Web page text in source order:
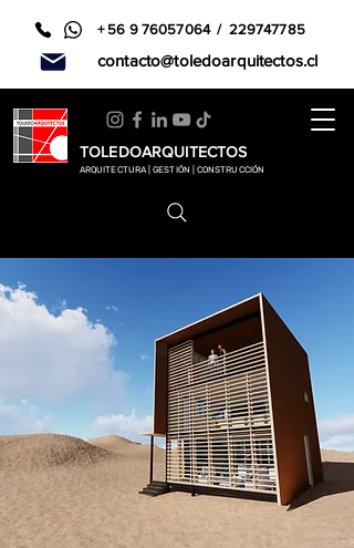
TOLEDOARQUITECTOS
ARQUITECTURA | GESTIÓN | CONSTRUCCIÓN
+ 56 9 76057064/ 229747785
contacto@toledoarquitectos.cl